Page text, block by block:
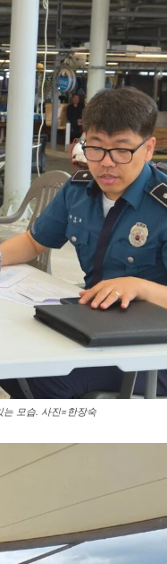
는 모습. 사진=한장숙